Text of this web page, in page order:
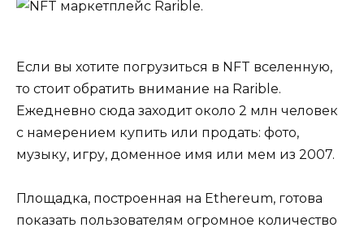
Если вы хотите погрузиться в NFT вселенную,
то стоит обратить внимание на Rarible.
Ежедневно сюда заходит около 2 млн человек
с намерением купить или продать: фото,
музыку, игру, доменное имя или мем из 2007.
Площадка, построенная на Ethereum, готова
показать пользователям огромное количество